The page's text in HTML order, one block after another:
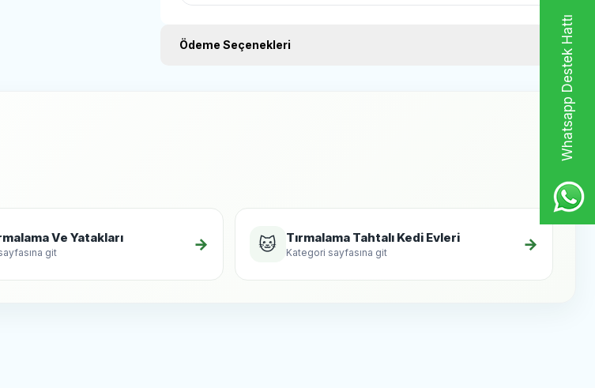
Whatsapp Destek Hattı
dinlenme alanları, doğal tırmalama yüzeyleri.
Ödeme Seçenekleri
Ve Yatakları
git → 🐱 Tırmalama Tahtalı Kedi Evleri
Kategori sayfasına git →